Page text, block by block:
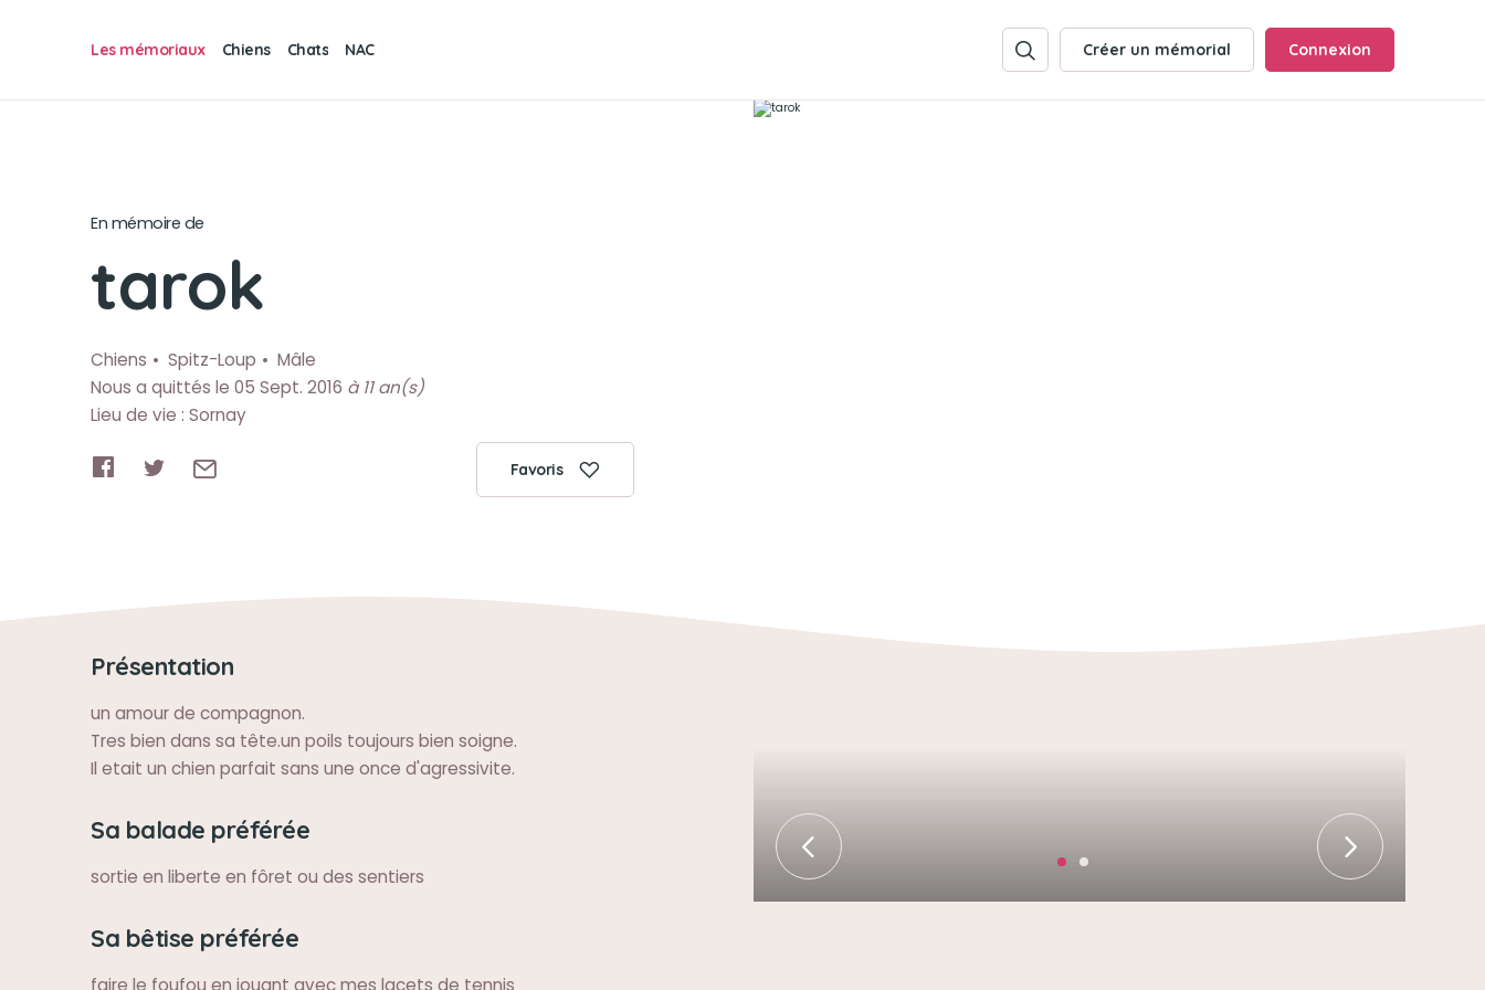
Les mémoriaux Chiens Chats NAC Créer un mémorial Connexion
En mémoire de
tarok
Chiens Spitz-Loup
Mâle
Nous a quittés le 05 Sept. 2016 à 11 an(s)
Lieu de vie : Sornay
Favoris
Présentation
un amour de compagnon.
Tres bien dans sa tête.un poils toujours bien soigne.
Il etait un chien parfait sans une once d'agressivite.
Sa balade préférée
sortie en liberte en fôret ou des sentiers
Sa bêtise préférée
faire le foufou en jouant avec mes lacets de tennis